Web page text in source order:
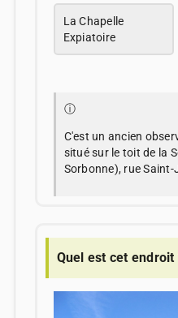
La Chapelle
Expiatoire
ⓘ
C'est un ancien
situé sur le toit de la
Sorbonne), rue Saint-
Quel est cet endroit